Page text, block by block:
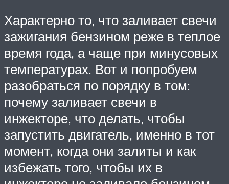
Характерно то, что заливает свечи
зажигания бензином реже в теплое
время года, а чаще при минусовых
температурах. Вот и попробуем
разобраться по порядку в том:
почему заливает свечи в
инжекторе, что делать, чтобы
запустить двигатель, именно в тот
момент, когда они залиты и как
избежать того, чтобы их в